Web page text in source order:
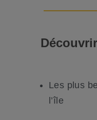
Les plus
l’île